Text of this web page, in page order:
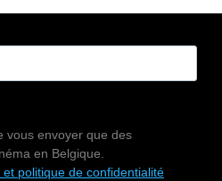
vous envoyer que des
en Belgique.
politique de confidentialité